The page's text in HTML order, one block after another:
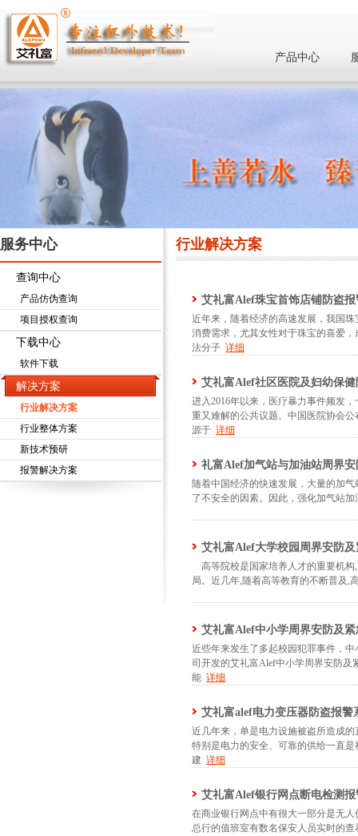
产品中心
服务中心
查询中心
产品仿伪查询
项目授权查询
下载中心
软件下载
解决方案
行业解决方案
行业整体方案
新技术预研
报警解决方案
行业解决方案
艾礼富Alef珠宝首饰店铺防盗
近年来，随着经济的高速发展，我国
消费需求，尤其女性对于珠宝的喜爱
法分子 详细
艾礼富Alef社区医院及妇幼保
进入2016年以来，医疗暴力事件频发
重又难解的公共议题。中国医院协会
源于 详细
礼富Alef加气站与加油站周界
随着中国经济的快速发展，大量的加
了不安全的因素。因此，强化加气站
艾礼富Alef大学校园周界安防
高等院校是国家培养人才的重要机构
局。近几年,随着高等教育的不断普及,
艾礼富Alef中小学周界安防及
近些年来发生了多起校园犯罪事件，
司开发的艾礼富Alef中小学周界安防及
能 详细
艾礼富alef电力变压器防盗报警
近几年来，单是电力设施被盗所造成
特别是电力的安全、可靠的供给一直
建 详细
艾礼富Alef银行网点断电检测
在商业银行网点中有很大一部分是无
总行的值班室有数名保安人员实时的